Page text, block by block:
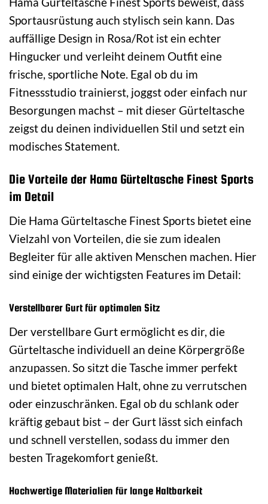
Sportausrüstung auch stylisch sein kann. Das
auffällige Design in Rosa/Rot ist ein echter
Hingucker und verleiht deinem Outfit eine
frische, sportliche Note. Egal ob du im
Fitnessstudio trainierst, joggst oder einfach nur
Besorgungen machst – mit dieser Gürteltasche
zeigst du deinen individuellen Stil und setzt ein
modisches Statement.
Die Vorteile der Hama Gürteltasche Finest Sports
im Detail
Die Hama Gürteltasche Finest Sports bietet eine
Vielzahl von Vorteilen, die sie zum idealen
Begleiter für alle aktiven Menschen machen. Hier
sind einige der wichtigsten Features im Detail:
Verstellbarer Gurt für optimalen Sitz
Der verstellbare Gurt ermöglicht es dir, die
Gürteltasche individuell an deine Körpergröße
anzupassen. So sitzt die Tasche immer perfekt
und bietet optimalen Halt, ohne zu verrutschen
oder einzuschränken. Egal ob du schlank oder
kräftig gebaut bist – der Gurt lässt sich einfach
und schnell verstellen, sodass du immer den
besten Tragekomfort genießt.
Hochwertige Materialien für lange Haltbarkeit